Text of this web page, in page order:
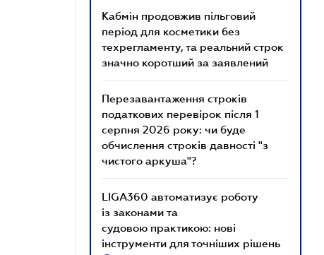
Кабмін продовжив пільговий
період для косметики без
техрегламенту, та реальний строк
значно коротший за заявлений
Перезавантаження строків
податкових перевірок після 1
серпня 2026 року: чи буде
обчислення строків давності "з
чистого аркуша"?
LIGA360 автоматизує роботу
із законами та
судовою практикою: нові
інструменти для точніших рішень